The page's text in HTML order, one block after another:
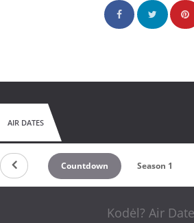
AIR DATES
Countdown Season 1
Kodėl? Air